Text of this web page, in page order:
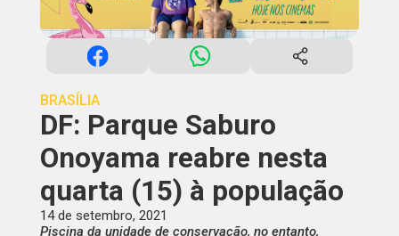
BRASÍLIA
DF: Parque Saburo
Onoyama reabre nesta
quarta (15) à população
14 de setembro, 2021
Piscina da unidade de conservação, no entanto,